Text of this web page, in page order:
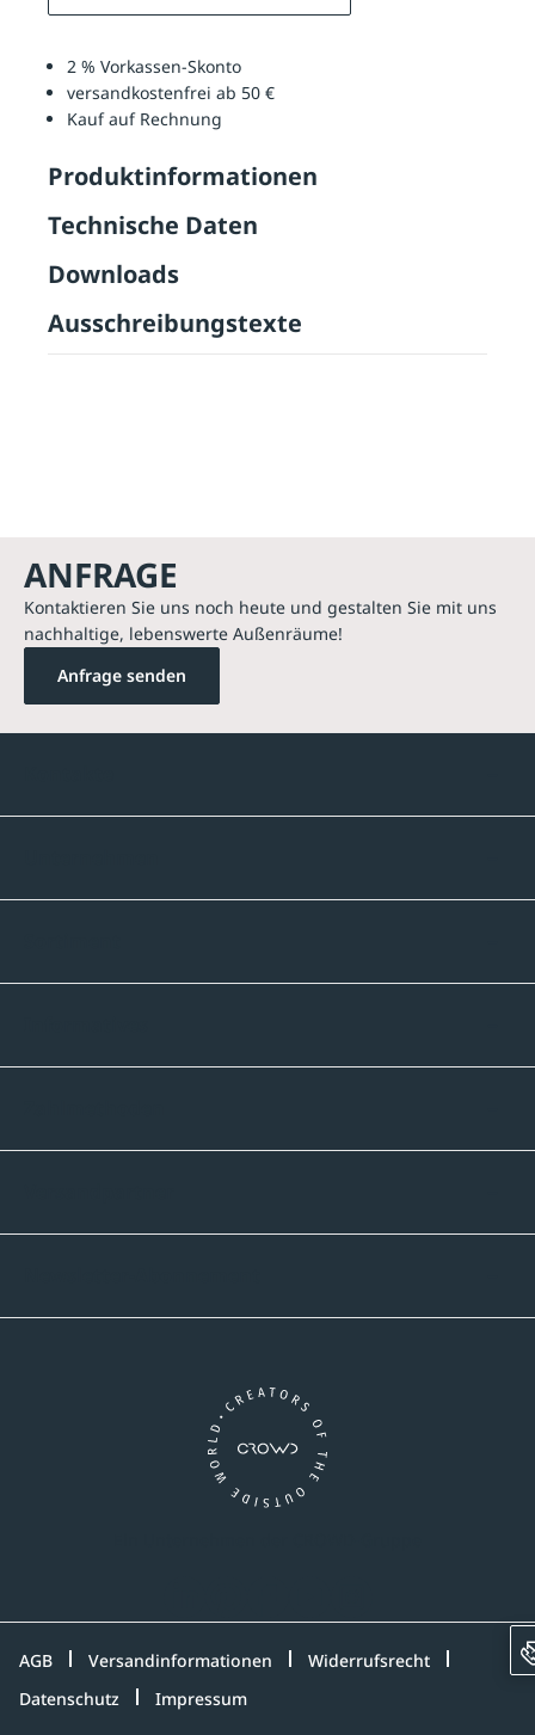
2 % Vorkassen-Skonto
versandkostenfrei ab 50 €
Kauf auf Rechnung
Produktinformationen
Technische Daten
Downloads
Ausschreibungstexte
ANFRAGE
Kontaktieren Sie uns noch heute und gestalten Sie mit uns
nachhaltige, lebenswerte Außenräume!
Anfrage senden
AGB Versandinformationen
Widerrufsrecht
Datenschutz
Impressum